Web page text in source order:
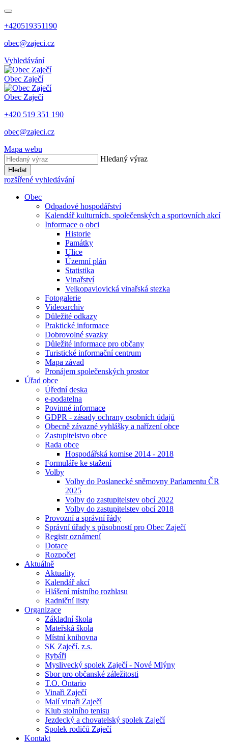
+420519351190
obec@zajeci.cz
Vyhledávání
Obec Zaječí
Obec Zaječí
+420 519 351 190
obec@zajeci.cz
Mapa webu
Hledaný výraz
Hledat
rozšířené vyhledávání
Obec
Odpadové hospodářství
Kalendář kulturních, společenských a sportovních akcí
Informace o obci
Historie
Památky
Ulice
Územní plán
Statistika
Vinařství
Velkopavlovická vinařská stezka
Fotogalerie
Videoarchiv
Důležité odkazy
Praktické informace
Dobrovolné svazky
Důležité informace pro občany
Turistické informační centrum
Mapa závad
Pronájem společenských prostor
Úřad obce
Úřední deska
e-podatelna
Povinné informace
GDPR - zásady ochrany osobních údajů
Obecně závazné vyhlášky a nařízení obce
Zastupitelstvo obce
Rada obce
Hospodářská komise 2014 - 2018
Formuláře ke stažení
Volby
Volby do Poslanecké sněmovny Parlamentu ČR
2025
Volby do zastupitelstev obcí 2022
Volby do zastupitelstev obcí 2018
Provozní a správní řády
Správní úřady s působností pro Obec Zaječí
Registr oznámení
Dotace
Rozpočet
Aktuálně
Aktuality
Kalendář akcí
Hlášení místního rozhlasu
Radniční listy
Organizace
Základní škola
Mateřská škola
Místní knihovna
SK Zaječí. z.s.
Rybáři
Myslivecký spolek Zaječí - Nové Mlýny
Sbor pro občanské záležitosti
T.O. Ontario
Vinaři Zaječí
Malí vinaři Zaječí
Klub stolního tenisu
Jezdecký a chovatelský spolek Zaječí
Spolek rodičů Zaječí
Kontakt